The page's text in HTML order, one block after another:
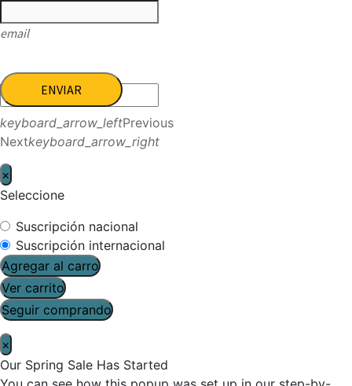
email
ENVIAR
keyboard_arrow_leftPrevious
Nextkeyboard_arrow_right
×
Seleccione
Suscripción nacional
Suscripción internacional
Agregar al carro
Ver carrito
Seguir comprando
×
Our Spring Sale Has Started